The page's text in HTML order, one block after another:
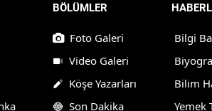
BÖLÜMLER
Foto Galeri
Video Galeri
Köşe Yazarları
Son Dakika
Bilgi
Bilim
Yemek